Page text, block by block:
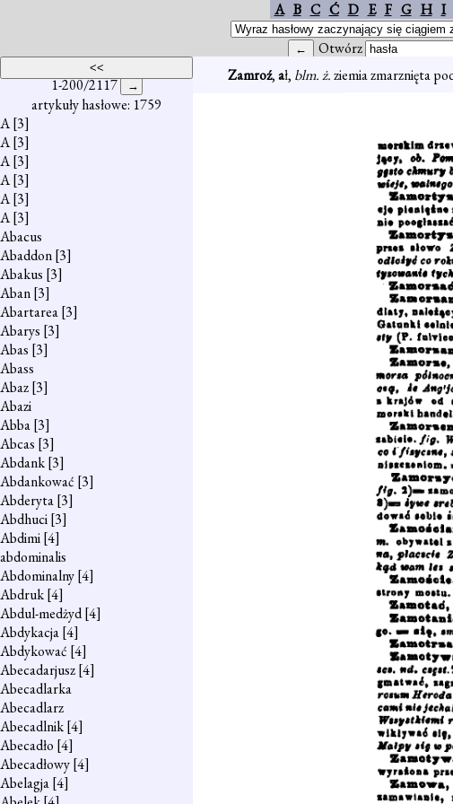
A B C Ć D E F G H I
Otwórz
1-200/2117
artykuły hasłowe: 1759
A[3]
A[3]
A[3]
A[3]
A[3]
A[3]
Abacus
Abaddon[3]
Abakus [3]
Aban[3]
Abartarea[3]
Abarys [3]
Abas [3]
Abass
Abaz[3]
Abazi
Abba[3]
Abcas [3]
Abdank[3]
Abdankować [3]
Abderyta[3]
Abdhuci[3]
Abdimi[4]
abdominalis
Abdominalny[4]
Abdruk[4]
Abdul-medżyd[4]
Abdykacja[4]
Abdykować [4]
Abecadarjusz[4]
Abecadlarka
Abecadlarz
Abecadlnik[4]
Abecadło [4]
Abecadłowy[4]
Abelagja[4]
Zamroź,ał, blm. ż.ziemia zmarznięta